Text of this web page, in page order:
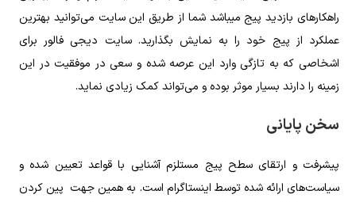
راهکار‌های بازدید پیج میباشد شما از طریق این سایت می‌توانید بهترین
عملکرد از پیج خود را به نمایش بگذارید. سایت دیجی فالور برای
اشخاصی که به تازگی وارد این عرصه شده و سعی در موفقیت در این
زمینه را دارند بسیار موثر بوده و می‌تواند کمک زیادی نماید.
سخن پایانی
پیشرفت و ارتقای سطح پیج مستلزم آشنایی با قواعد تعیین شده و
سیاست‌های ارائه شده توسط اینستاگرام است. به همین جهت پین کردن